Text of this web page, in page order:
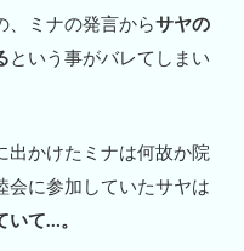
、ミナの発言からサヤの
という事がバレてしまい
出かけたミナは何故か院
会に参加していたサヤは
いて…。